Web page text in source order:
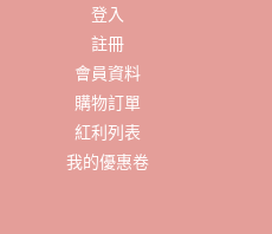
登入
註冊
會員資料
購物訂單
紅利列表
我的優惠卷